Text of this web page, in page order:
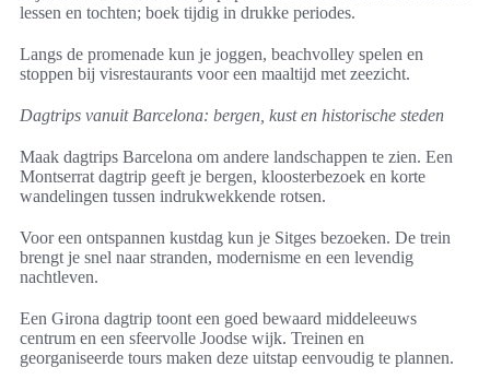
lessen en tochten; boek tijdig in drukke periodes.
Langs de promenade kun je joggen, beachvolley spelen en
stoppen bij visrestaurants voor een maaltijd met zeezicht.
Dagtrips vanuit Barcelona: bergen, kust en historische steden
Maak dagtrips Barcelona om andere landschappen te zien. Een
Montserrat dagtrip geeft je bergen, kloosterbezoek en korte
wandelingen tussen indrukwekkende rotsen.
Voor een ontspannen kustdag kun je Sitges bezoeken. De trein
brengt je snel naar stranden, modernisme en een levendig
nachtleven.
Een Girona dagtrip toont een goed bewaard middeleeuws
centrum en een sfeervolle Joodse wijk. Treinen en
georganiseerde tours maken deze uitstap eenvoudig te plannen.